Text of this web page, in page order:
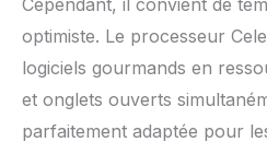
Cependant, il convient de
optimiste. Le processeur
logiciels gourmands en
et onglets ouverts
parfaitement adaptée pour